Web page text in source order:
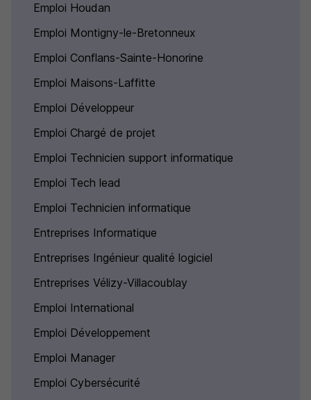
Emploi Houdan
Emploi Montigny-le-Bretonneux
Emploi Conflans-Sainte-Honorine
Emploi Maisons-Laffitte
Emploi Développeur
Emploi Chargé de projet
Emploi Technicien support informatique
Emploi Tech lead
Emploi Technicien informatique
Entreprises Informatique
Entreprises Ingénieur qualité logiciel
Entreprises Vélizy-Villacoublay
Emploi International
Emploi Développement
Emploi Manager
Emploi Cybersécurité